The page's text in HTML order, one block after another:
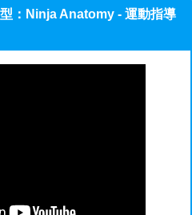
：Ninja Anatomy - 運動指導